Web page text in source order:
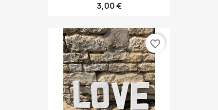
3,00 €
favorite_border